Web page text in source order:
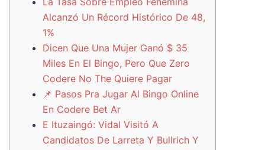
Alcanzó Un Récord Histórico De 48,
1%
Dicen Que Una Mujer Ganó $ 35
Miles En El Bingo, Pero Que Zero
Codere No The Quiere Pagar
📌 Pasos Pra Jugar Al Bingo Online
En Codere Bet Ar
E Ituzaingó: Vidal Visitó A
Candidatos De Larreta Y Bullrich Y